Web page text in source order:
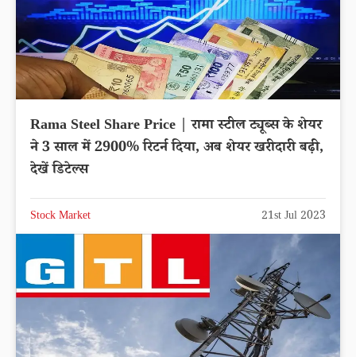
Rama Steel Share Price | रामा स्टील ट्यूब्स के शेयर
ने 3 साल में 2900% रिटर्न दिया, अब शेयर खरीदारी बढ़ी,
देखें डिटेल्स
Stock Market 21st Jul 2023